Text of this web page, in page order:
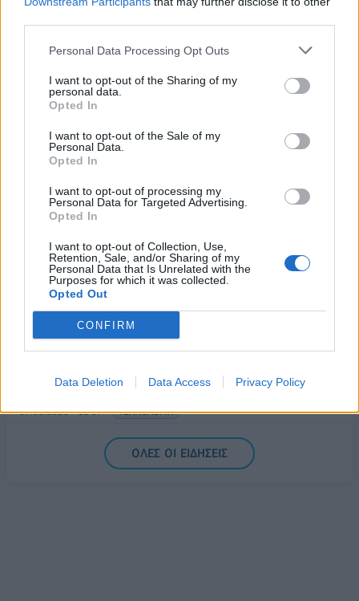
Personal Data Processing Opt Outs
I want to opt-out of the Sharing of my
personal data.
Opted In
I want to opt-out of the Sale of my
Personal Data.
Opted In
I want to opt-out of processing my
Personal Data for Targeted Advertising.
Opted In
I want to opt-out of Collection, Use,
Retention, Sale, and/or Sharing of my
Personal Data that Is Unrelated with the
Purposes for which it was collected.
Opted Out
CONFIRM
Data Deletion Data Access Privacy Policy
Σαουδική Αραβία, Τουρκία και Πακιστάν
υπογράφουν κοινή αμυντική συμφωνία
07/08/2026 - 13:47 ΚΟΣΜΟΣ
Αναστολή λειτουργίας του αιολικού πάρκου στη
Βοιωτία- Προφυλακίστηκαν οι τρεις
κατηγορούμενοι
07/08/2026 - 13:23 ΕΛΛΑΔΑ
Χρηματιστήριο: Στις 2.618,95 μονάδες ο Γενικός
07/08/2026 - 13:07 ΟΙΚΟΝΟΜΙΑ
Ιούλιο
07/08/2026 - 12:46 ΟΙΚΟΝΟΜΙΑ
Εμπρησμός της Marfin: Προθεσμία έλαβε για την
απολογία της η 46χρονη κατηγορούμενη
07/08/2026 - 12:27 ΕΛΛΑΔΑ
Η νέα σειρά foldables της Samsung διαθέσιμη στη
Vodafone
07/08/2026 - 11:57 ΤΕΧΝΟΛΟΓΙΑ
ΟΛΕΣ ΟΙ ΕΙΔΗΣΕΙΣ